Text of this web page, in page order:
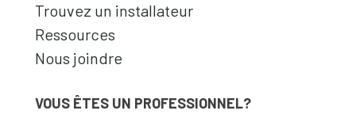
Trouvez un installateur
Ressources
Nous joindre
VOUS ÊTES UN PROFESSIONNEL?